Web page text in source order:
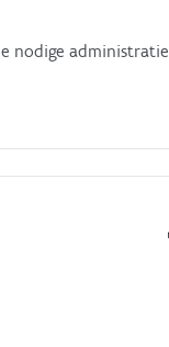
nodige administratie